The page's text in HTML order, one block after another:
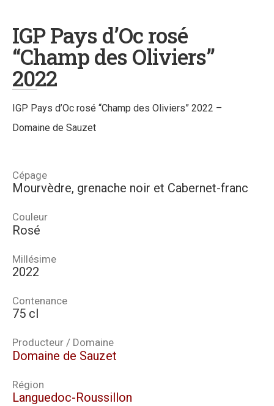
IGP Pays d’Oc rosé
“Champ des Oliviers”
2022
IGP Pays d’Oc rosé “Champ des Oliviers” 2022 –
Domaine de Sauzet
Cépage
Mourvèdre, grenache noir et Cabernet-franc
Couleur
Rosé
Millésime
2022
Contenance
75 cl
Producteur / Domaine
Domaine de Sauzet
Région
Languedoc-Roussillon